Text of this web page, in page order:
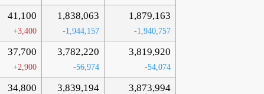
41,100
+3,400
1,838,063
-1,944,157
1,879,163
-1,940,757
37,700
+2,900
3,782,220
-56,974
3,819,920
-54,074
34,800 3,839,194 3,873,994